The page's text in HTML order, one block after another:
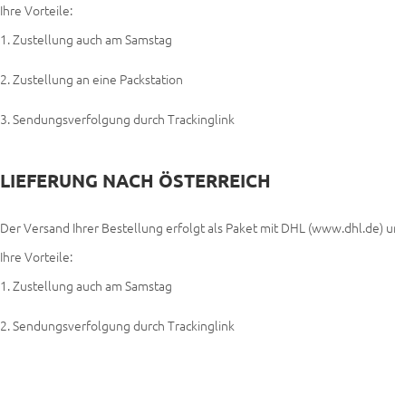
Ihre Vorteile:
Zustellung auch am Samstag
Zustellung an eine Packstation
Sendungsverfolgung durch Trackinglink
LIEFERUNG NACH ÖSTERREICH
Der Versand Ihrer Bestellung erfolgt als Paket mit DHL (www.dhl.de)
Ihre Vorteile:
Zustellung auch am Samstag
Sendungsverfolgung durch Trackinglink